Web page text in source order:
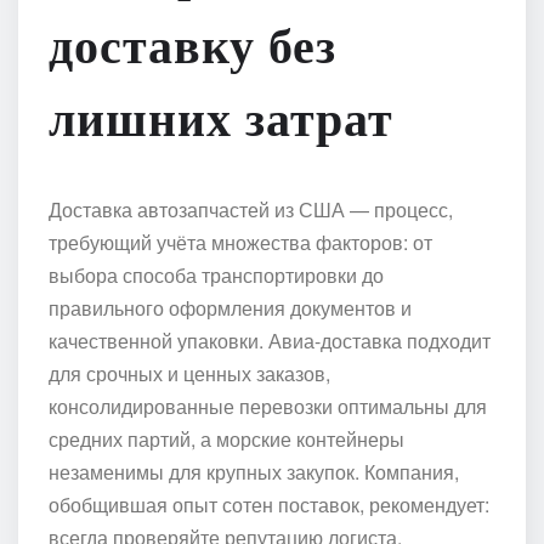
доставку без
лишних затрат
Доставка автозапчастей из США — процесс,
требующий учёта множества факторов: от
выбора способа транспортировки до
правильного оформления документов и
качественной упаковки. Авиа-доставка подходит
для срочных и ценных заказов,
консолидированные перевозки оптимальны для
средних партий, а морские контейнеры
незаменимы для крупных закупок. Компания,
обобщившая опыт сотен поставок, рекомендует:
всегда проверяйте репутацию логиста,